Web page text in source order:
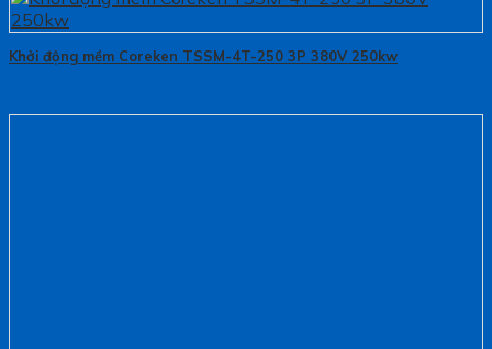
Khởi động mềm Coreken TSSM-4T-250 3P 380V 250kw